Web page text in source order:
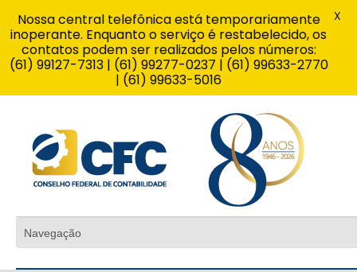
Nossa central telefônica está temporariamente
inoperante. Enquanto o serviço é restabelecido, os
contatos podem ser realizados pelos números:
(61) 99127-7313 | (61) 99277-0237 | (61) 99633-2770
| (61) 99633-5016
X